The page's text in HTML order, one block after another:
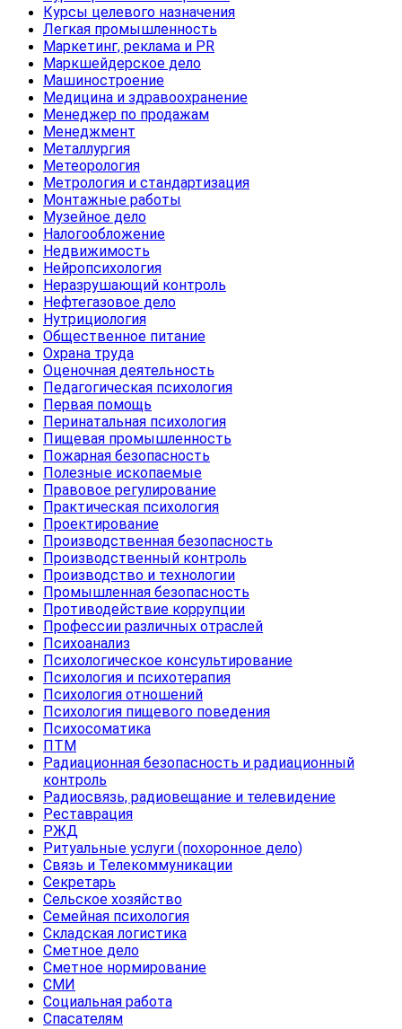
Курсы целевого назначения
Легкая промышленность
Маркетинг, реклама и PR
Маркшейдерское дело
Машиностроение
Медицина и здравоохранение
Менеджер по продажам
Менеджмент
Металлургия
Метеорология
Метрология и стандартизация
Монтажные работы
Музейное дело
Налогообложение
Недвижимость
Нейропсихология
Неразрушающий контроль
Нефтегазовое дело
Нутрициология
Общественное питание
Охрана труда
Оценочная деятельность
Педагогическая психология
Первая помощь
Перинатальная психология
Пищевая промышленность
Пожарная безопасность
Полезные ископаемые
Правовое регулирование
Практическая психология
Проектирование
Производственная безопасность
Производственный контроль
Производство и технологии
Промышленная безопасность
Противодействие коррупции
Профессии различных отраслей
Психоанализ
Психологическое консультирование
Психология и психотерапия
Психология отношений
Психология пищевого поведения
Психосоматика
ПТМ
Радиационная безопасность и радиационный
контроль
Радиосвязь, радиовещание и телевидение
Реставрация
РЖД
Ритуальные услуги (похоронное дело)
Связь и Телекоммуникации
Секретарь
Сельское хозяйство
Семейная психология
Складская логистика
Сметное дело
Сметное нормирование
СМИ
Социальная работа
Спасателям